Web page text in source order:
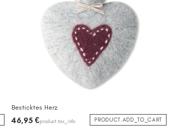
Besticktes Herz
46,95 €product.tax_info PRODUCT.ADD_TO_CART